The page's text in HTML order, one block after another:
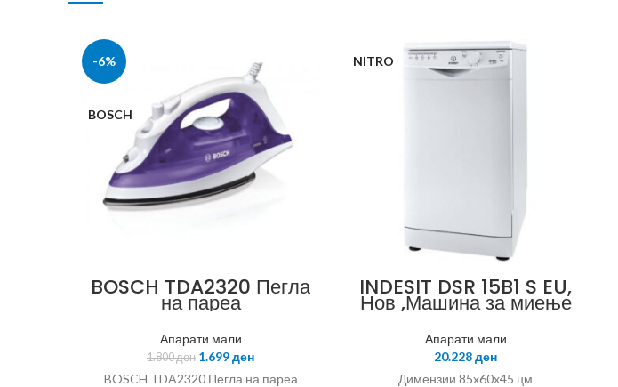
-6%
BOSCH
BOSCH TDA2320 Пегла
на пареа
Апарати мали
1.800ден 1.699ден
BOSCH TDA2320 Пегла на пареа
NITRO
INDESIT DSR 15B1 S EU,
Нов ,Машина за миење
садови, Сребрена,
45цм, 10 комплети, 5
програми, можност за
приклучување топла
Апарати мали
20.228ден
Димензии 85x60x45 цм